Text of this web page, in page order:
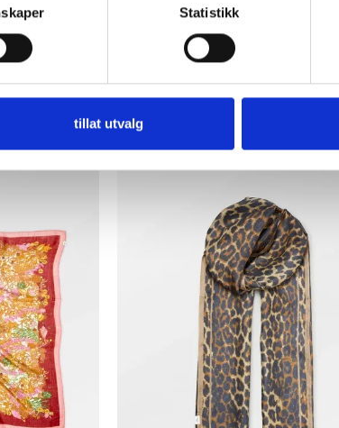
Statistikk
tillat utvalg